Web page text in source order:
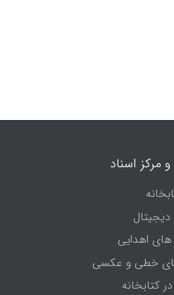
و مرکز اسناد
دیجیتال
اهدایی
خطی و عکسی
کتابخانه